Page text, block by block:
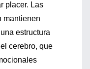
placer. Las
mantienen
estructura
cerebro, que